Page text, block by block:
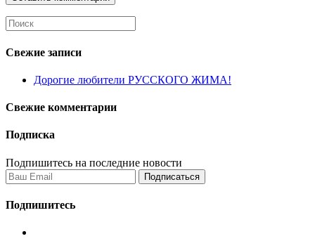
Search
this
website
Свежие записи
Дорогие любители РУССКОГО ЖИМА!
Свежие комментарии
Подписка
Подпишитесь на последние новости
Подписаться
Подпишитесь